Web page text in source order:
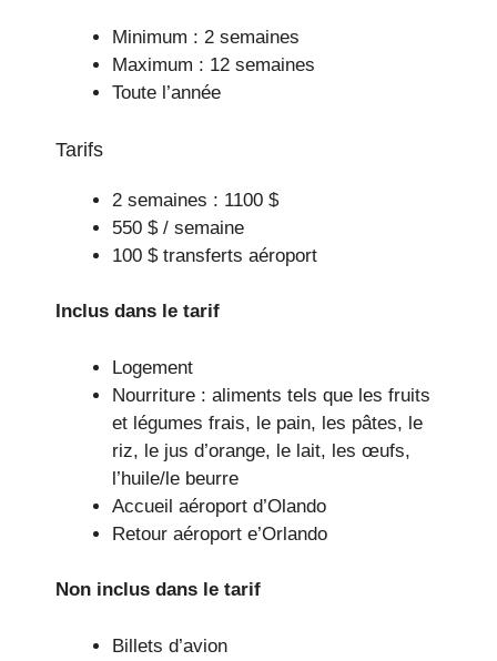
Minimum : 2 semaines
Maximum : 12 semaines
Toute l’année
Tarifs
2 semaines : 1100 $
550 $ / semaine
100 $ transferts aéroport
Inclus dans le tarif
Logement
Nourriture : aliments tels que les fruits
et légumes frais, le pain, les pâtes, le
riz, le jus d’orange, le lait, les œufs,
l’huile/le beurre
Accueil aéroport d’Olando
Retour aéroport e’Orlando
Non inclus dans le tarif
Billets d’avion